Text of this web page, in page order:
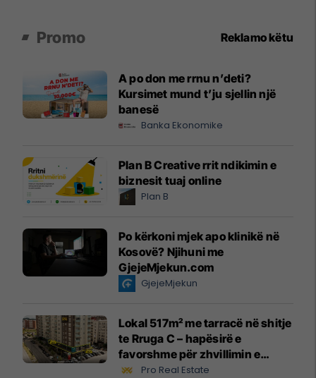
Promo Reklamo këtu
A po don me rrnu n’deti?
Kursimet mund t’ju sjellin një
banesë
Banka Ekonomike
Plan B Creative rrit ndikimin e
biznesit tuaj online
Plan B
Po kërkoni mjek apo klinikë në
Kosovë? Njihuni me
GjejeMjekun.com
GjejeMjekun
Lokal 517m² me tarracë në shitje
te Rruga C – hapësirë e
favorshme për zhvillimin e
biznesit #15796
Pro Real Estate